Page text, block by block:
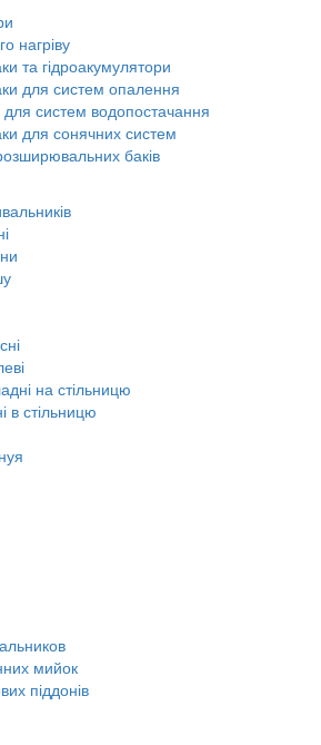
нагріву
та гідроакумулятори
для систем опалення
для систем водопостачання
для сонячних систем
баків
на стільницю
в стільницю
мийок
піддонів